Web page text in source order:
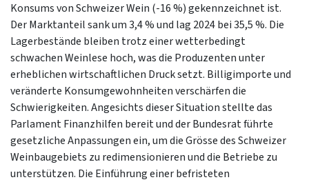
Konsums von Schweizer Wein (-16 %) gekennzeichnet ist.
Der Marktanteil sank um 3,4 % und lag 2024 bei 35,5 %. Die
Lagerbestände bleiben trotz einer wetterbedingt
schwachen Weinlese hoch, was die Produzenten unter
erheblichen wirtschaftlichen Druck setzt. Billigimporte und
veränderte Konsumgewohnheiten verschärfen die
Schwierigkeiten. Angesichts dieser Situation stellte das
Parlament Finanzhilfen bereit und der Bundesrat führte
gesetzliche Anpassungen ein, um die Grösse des Schweizer
Weinbaugebiets zu redimensionieren und die Betriebe zu
unterstützen. Die Einführung einer befristeten